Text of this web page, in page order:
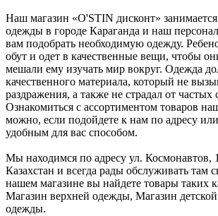
Наш магазин «O'STIN дисконт»
одежды в городе Караганда и наш
вам подобрать необходимую одежду.
обут и одет в качественные вещи, чтобы
мешали ему изучать мир вокруг. Одежда
качественного материала, который не
раздражения, а также не страдал от частых
Ознакомиться с ассортиментом товаров
можно, если подойдете к нам по адресу
удобным для вас способом.
Мы находимся по адресу ул. Космонавтов,
Казахстан и всегда рады обслуживать там
нашем магазине вы найдете товары таких
Магазин верхней одежды, Магазин
одежды.